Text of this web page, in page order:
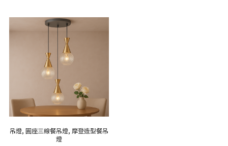
吊燈, 圓座三線餐吊燈, 摩登造型餐吊
燈